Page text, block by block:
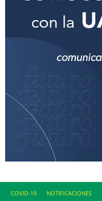
COVID-19 NOTIFICACIONES